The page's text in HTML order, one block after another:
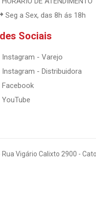
Seg a Sex, das 8h ás 18h
Sociais
Instagram - Varejo
Instagram - Distribuidora
Facebook
YouTube
Vigário Calixto 2900 -